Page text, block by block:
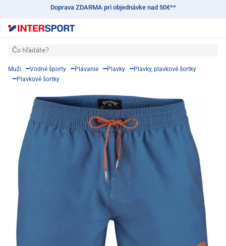
Doprava ZDARMA pri objednávke nad 50€**
Čo hľadáte?
Muži Vodné športy Plávanie Plavky
Plavky, plavkové šortky
Plavkové šortky